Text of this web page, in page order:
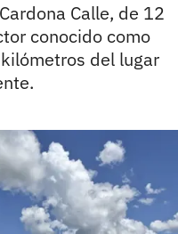
Calle, de 12
conocido como
del lugar